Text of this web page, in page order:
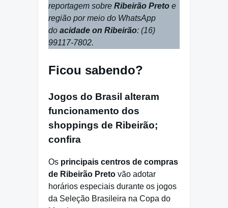
reportagem sobre Ribeirão Preto e
região por meio do WhatsApp
do acidade on Ribeirão: (16)
99117-7802.
Ficou sabendo?
Jogos do Brasil alteram
funcionamento dos
shoppings de Ribeirão;
confira
Os principais centros de compras
de Ribeirão Preto vão adotar
horários especiais durante os jogos
da Seleção Brasileira na Copa do